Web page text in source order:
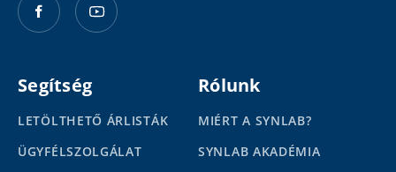
Segítség
LETÖLTHETŐ ÁRLISTÁK
ÜGYFÉLSZOLGÁLAT
Rólunk
MIÉRT A SYNLAB?
SYNLAB AKADÉMIA